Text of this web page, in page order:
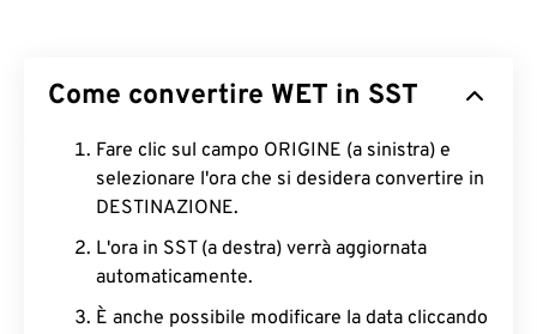
Come convertire WET in SST
Fare clic sul campo ORIGINE (a sinistra) e
selezionare l'ora che si desidera convertire in
DESTINAZIONE.
L'ora in SST (a destra) verrà aggiornata
automaticamente.
È anche possibile modificare la data cliccando